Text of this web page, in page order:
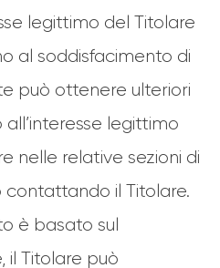
legittimo del Titolare
al soddisfacimento di
può ottenere ulteriori
legittimo
nelle relative sezioni di
il Titolare.
è basato sul
il Titolare può